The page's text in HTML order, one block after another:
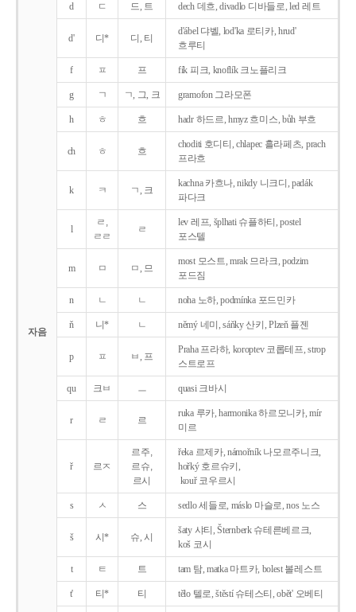
자음
d ㄷ 드, 트 dech 데흐, divadlo 디바들로, led 레트
d' 디* 디, 티
d'ábel 댜벨, lod'ka 로티카, hrud'
흐루티
f ㅍ 프 fík 피크, knoflík 크노플리크
g ㄱ ㄱ, 그, 크 gramofon 그라모폰
h ㅎ 흐 hadr 하드르, hmyz 흐미스, bůh 부흐
ch ㅎ 흐
choditi 호디티, chlapec 흘라페츠, prach
프라흐
k ㅋ ㄱ, 크
kachna 카흐나, nikdy 니크디, padák
파다크
l
ㄹ,
ㄹㄹ
ㄹ
lev 레프, šplhati 슈플하티, postel
포스텔
m ㅁ ㅁ, 므
most 모스트, mrak 므라크, podzim
포드짐
n ㄴ ㄴ noha 노하, podmínka 포드민카
ň 니* ㄴ němý 네미, sáňky 산키, Plzeň 플젠
p ㅍ ㅂ, 프
Praha 프라하, koroptev 코롭테프, strop
스트로프
qu 크ㅂ ㅡ quasi 크바시
r ㄹ 르
ruka 루카, harmonika 하르모니카, mír
미르
ř 르ㅈ
르주,
르슈,
르시
řeka 르제카, námořník 나모르주니크,
hořký 호르슈키,
kouř 코우르시
s ㅅ 스 sedlo 세들로, máslo 마슬로, nos 노스
š 시* 슈, 시
šaty 샤티, Šternberk 슈테른베르크,
koš 코시
t ㅌ 트 tam 탐, matka 마트카, bolest 볼레스트
t' 티* 티 tělo 텔로, štěstí 슈테스티, obět' 오베티